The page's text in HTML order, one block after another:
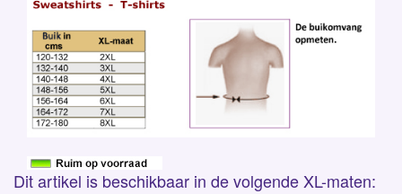
Dit artikel is beschikbaar in de volgende XL-maten: